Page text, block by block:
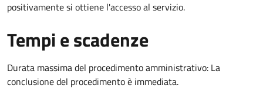
positivamente si ottiene l'accesso al servizio.
Tempi e scadenze
Durata massima del procedimento amministrativo: La
conclusione del procedimento è immediata.